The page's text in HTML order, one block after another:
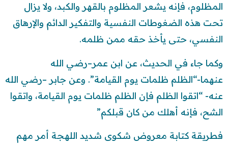
المظلوم، فإنه يشعر المظلوم بالقهر والكبد، ولا يزال
تحت هذه الضغوطات النفسية والتفكير الدائم والإرهاق
النفسي، حتى يأخذ حقه ممن ظلمه.
وكما جاء في الحديث، عن ابن عمر–رضي الله
عنهما-“الظلم ظلمات يوم القيامة”. وعن جابر –رضي الله
عنه- “اتقوا الظلم فإن الظلم ظلمات يوم القيامة، واتقوا
الشح، فإنه أهلك من كان قبلكم”
فطريقة كتابة معروض شكوى شديد اللهجة أمر مهم